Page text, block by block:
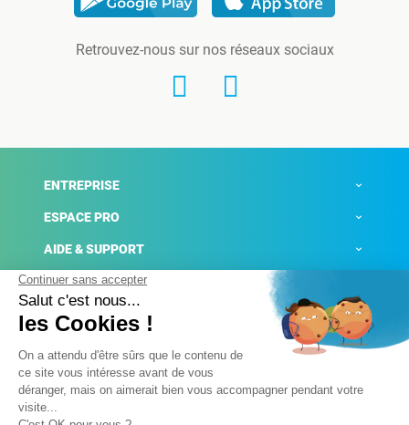
Retrouvez-nous sur nos réseaux sociaux
ENTREPRISE
ESPACE PRO
AIDE & SUPPORT
ACTUALITÉS
Mentions légales